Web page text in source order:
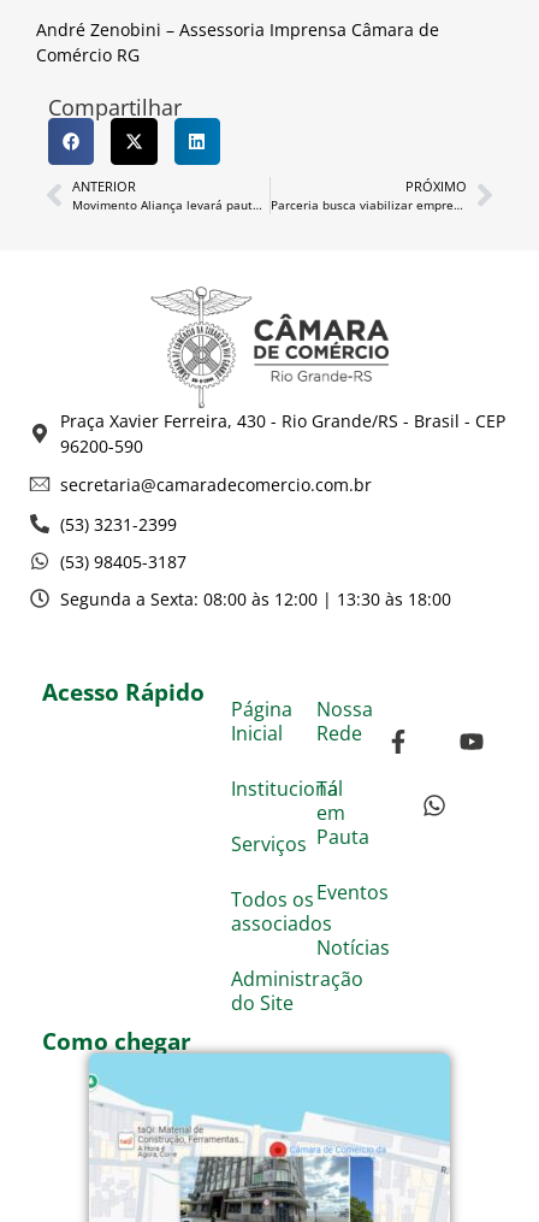
André Zenobini – Assessoria Imprensa Câmara de
Comércio RG
Compartilhar
ANTERIOR
Movimento Aliança levará pauta da Segurança Pública ao Executivo
PRÓXIMO
Parceria busca viabilizar empregos a jovens cumprindo medidas socioeducativas
Praça Xavier Ferreira, 430 - Rio Grande/RS - Brasil - CEP
96200-590
secretaria@camaradecomercio.com.br
(53) 3231-2399
(53) 98405-3187
Segunda a Sexta: 08:00 às 12:00 | 13:30 às 18:00
Acesso Rápido
Página
Inicial
Institucional
Serviços
Todos os
associados
Administração
do Site
Nossa
Rede
Tá
em
Pauta
Eventos
Notícias
Como chegar